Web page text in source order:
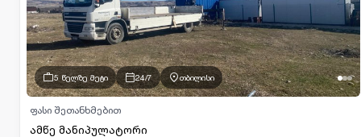
5 წელზე მეტი 24/7 თბილისი
ამწე მანიპულატორი
ფასი შეთანხმებით